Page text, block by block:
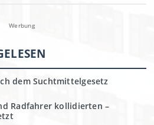
Werbung
dem Suchtmittelgesetz
Radfahrer kollidierten –